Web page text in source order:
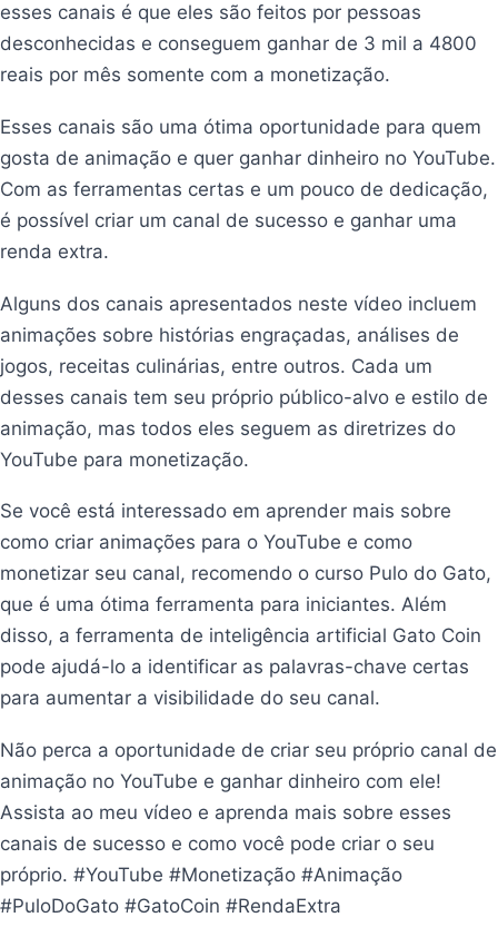
esses canais é que eles são feitos por pessoas
desconhecidas e conseguem ganhar de 3 mil a 4800
reais por mês somente com a monetização.
Esses canais são uma ótima oportunidade para quem
gosta de animação e quer ganhar dinheiro no YouTube.
Com as ferramentas certas e um pouco de dedicação,
é possível criar um canal de sucesso e ganhar uma
renda extra.
Alguns dos canais apresentados neste vídeo incluem
animações sobre histórias engraçadas, análises de
jogos, receitas culinárias, entre outros. Cada um
desses canais tem seu próprio público-alvo e estilo de
animação, mas todos eles seguem as diretrizes do
YouTube para monetização.
Se você está interessado em aprender mais sobre
como criar animações para o YouTube e como
monetizar seu canal, recomendo o curso Pulo do Gato,
que é uma ótima ferramenta para iniciantes. Além
disso, a ferramenta de inteligência artificial Gato Coin
pode ajudá-lo a identificar as palavras-chave certas
para aumentar a visibilidade do seu canal.
Não perca a oportunidade de criar seu próprio canal de
animação no YouTube e ganhar dinheiro com ele!
Assista ao meu vídeo e aprenda mais sobre esses
canais de sucesso e como você pode criar o seu
próprio. #YouTube #Monetização #Animação
#PuloDoGato #GatoCoin #RendaExtra